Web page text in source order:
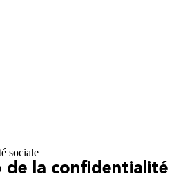
sociale
de la confidentialité